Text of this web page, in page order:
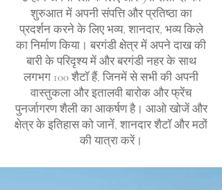
शुरुआत में अपनी संपत्ति और प्रतिष्ठा का
प्रदर्शन करने के लिए भव्य, शानदार, भव्य किले
का निर्माण किया। बरगंडी क्षेत्र में अपने दाख की
बारी के परिदृश्य में और बरगंडी नहर के साथ
लगभग 100 शैटॉ हैं, जिनमें से सभी की अपनी
वास्तुकला और इतालवी बारोक और फ्रेंच
पुनर्जागरण शैली का आकर्षण है। आओ खोजें और
क्षेत्र के इतिहास को जानें, शानदार शैटॉ और मठों
की यात्रा करें।